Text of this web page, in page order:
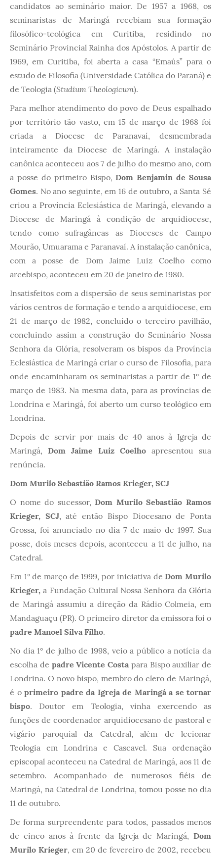
candidatos ao seminário maior. De 1957 a 1968, os
seminaristas de Maringá recebiam sua formação
filosófico-teológica em Curitiba, residindo no
Seminário Provincial Rainha dos Apóstolos. A partir de
1969, em Curitiba, foi aberta a casa “Emaús” para o
estudo de Filosofia (Universidade Católica do Paraná) e
de Teologia (Studium Theologicum).
Para melhor atendimento do povo de Deus espalhado
por território tão vasto, em 15 de março de 1968 foi
criada a Diocese de Paranavaí, desmembrada
inteiramente da Diocese de Maringá. A instalação
canônica aconteceu aos 7 de julho do mesmo ano, com
a posse do primeiro Bispo,Dom Benjamin de Sousa
Gomes. No ano seguinte, em 16 de outubro, a Santa Sé
criou a Província Eclesiástica de Maringá, elevando a
Diocese de Maringá à condição de arquidiocese,
tendo como sufragâneas as Dioceses de Campo
Mourão, Umuarama e Paranavaí. A instalação canônica,
com a posse de Dom Jaime Luiz Coelho como
arcebispo, aconteceu em 20 de janeiro de 1980.
Insatisfeitos com a dispersão de seus seminaristas por
vários centros de formação e tendo a arquidiocese, em
21 de março de 1982, concluído o terceiro pavilhão,
concluindo assim a construção do Seminário Nossa
Senhora da Glória, resolveram os bispos da Província
Eclesiástica de Maringá criar o curso de Filosofia, para
onde encaminharam os seminaristas a partir de 1° de
março de 1983. Na mesma data, para as províncias de
Londrina e Maringá, foi aberto um curso teológico em
Londrina.
Depois de servir por mais de 40 anos à Igreja de
Maringá, Dom Jaime Luiz Coelho apresentou sua
renúncia.
Dom Murilo Sebastião Ramos Krieger, SCJ
O nome do sucessor,Dom Murilo Sebastião Ramos
Krieger, SCJ, até então Bispo Diocesano de Ponta
Grossa, foi anunciado no dia 7 de maio de 1997. Sua
posse, dois meses depois, aconteceu a 11 de julho, na
Catedral.
Em 1° de março de 1999, por iniciativa deDom Murilo
Krieger,a Fundação Cultural Nossa Senhora da Glória
de Maringá assumiu a direção da Rádio Colmeia, em
Mandaguaçu (PR). O primeiro diretor da emissora foi o
padre Manoel Silva Filho.
No dia 1° de julho de 1998, veio a público a notícia da
escolha de padre Vicente Costa para Bispo auxiliar de
Londrina. O novo bispo, membro do clero de Maringá,
é o primeiro padre da Igreja de Maringá a se tornar
bispo. Doutor em Teologia, vinha exercendo as
funções de coordenador arquidiocesano de pastoral e
vigário paroquial da Catedral, além de lecionar
Teologia em Londrina e Cascavel. Sua ordenação
episcopal aconteceu na Catedral de Maringá, aos 11 de
setembro. Acompanhado de numerosos fiéis de
Maringá, na Catedral de Londrina, tomou posse no dia
11 de outubro.
De forma surpreendente para todos, passados menos
de cinco anos à frente da Igreja de Maringá, Dom
Murilo Krieger, em 20 de fevereiro de 2002, recebeu